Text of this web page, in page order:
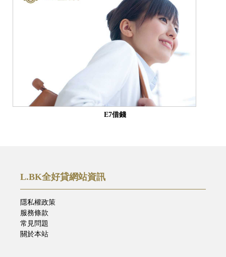
E7借錢
L.BK全好貸網站資訊
隱私權政策
服務條款
常見問題
關於本站